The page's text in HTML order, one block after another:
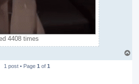
4408 times
o
1 post • Page1 of1